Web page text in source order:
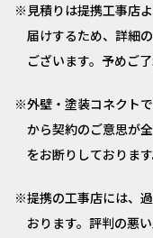
見積りは提携工事店
届けするため、詳細
ございます。予めご了
外壁・塗装コネクト
から契約のご意思が
をお断りしております
提携の工事店には、
おります。評判の悪